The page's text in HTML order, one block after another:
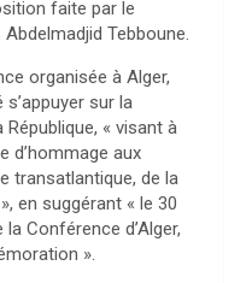
faite par le
Tebboune.
organisée à Alger,
sur la
« visant à
d’hommage aux
transatlantique, de la
en suggérant « le 30
Conférence d’Alger,
».